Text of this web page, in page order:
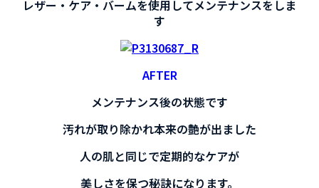
レザー・ケア・バームを使用してメンテナンスをしま
す
AFTER
メンテナンス後の状態です
汚れが取り除かれ本来の艶が出ました
人の肌と同じで定期的なケアが
美しさを保つ秘訣になります。